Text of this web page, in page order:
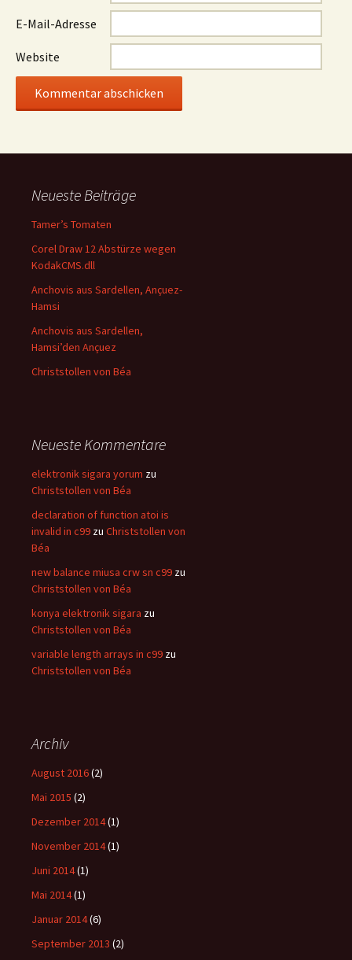
E-Mail-Adresse
Website
Neueste Beiträge
Tamer’s Tomaten
Corel Draw 12 Abstürze wegen
KodakCMS.dll
Anchovis aus Sardellen, Ançuez-
Hamsi
Anchovis aus Sardellen,
Hamsi’den Ançuez
Christstollen von Béa
Neueste Kommentare
elektronik sigara yorum zu
Christstollen von Béa
declaration of function atoi is
invalid in c99 zu Christstollen von
Béa
new balance miusa crw sn c99 zu
Christstollen von Béa
konya elektronik sigara zu
Christstollen von Béa
variable length arrays in c99 zu
Christstollen von Béa
Archiv
August 2016(2)
Mai 2015 (2)
Dezember 2014(1)
November 2014(1)
Juni 2014(1)
Mai 2014(1)
Januar 2014(6)
September 2013 (2)